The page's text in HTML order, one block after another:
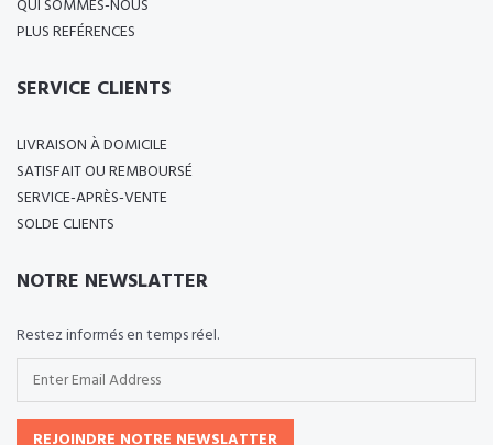
QUI SOMMES-NOUS
PLUS REFÉRENCES
SERVICE CLIENTS
LIVRAISON À DOMICILE
SATISFAIT OU REMBOURSÉ
SERVICE-APRÈS-VENTE
SOLDE CLIENTS
NOTRE NEWSLATTER
Restez informés en temps réel.